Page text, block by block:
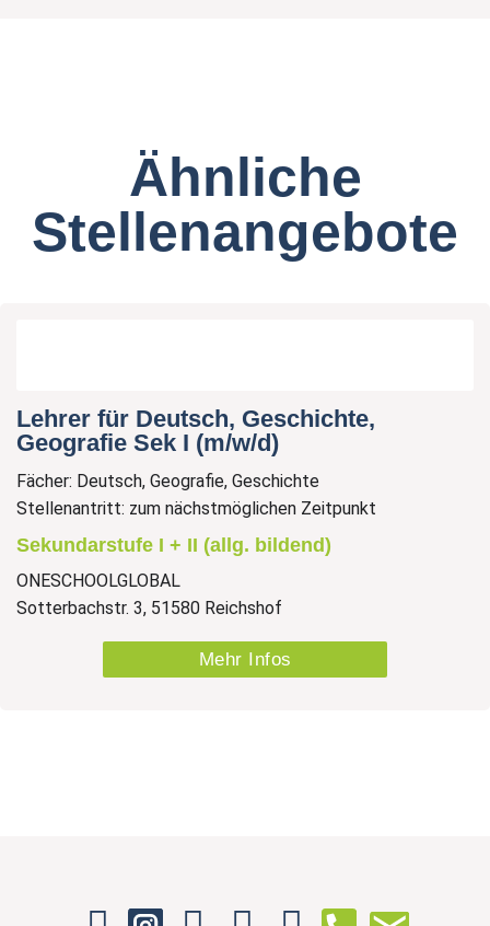
Ähnliche
Stellenangebote
Lehrer für Deutsch, Geschichte,
Geografie Sek I (m/w/d)
Fächer: Deutsch, Geografie, Geschichte
Stellenantritt: zum nächstmöglichen Zeitpunkt
Sekundarstufe I + II (allg. bildend)
ONESCHOOLGLOBAL
Sotterbachstr. 3, 51580 Reichshof
Mehr Infos